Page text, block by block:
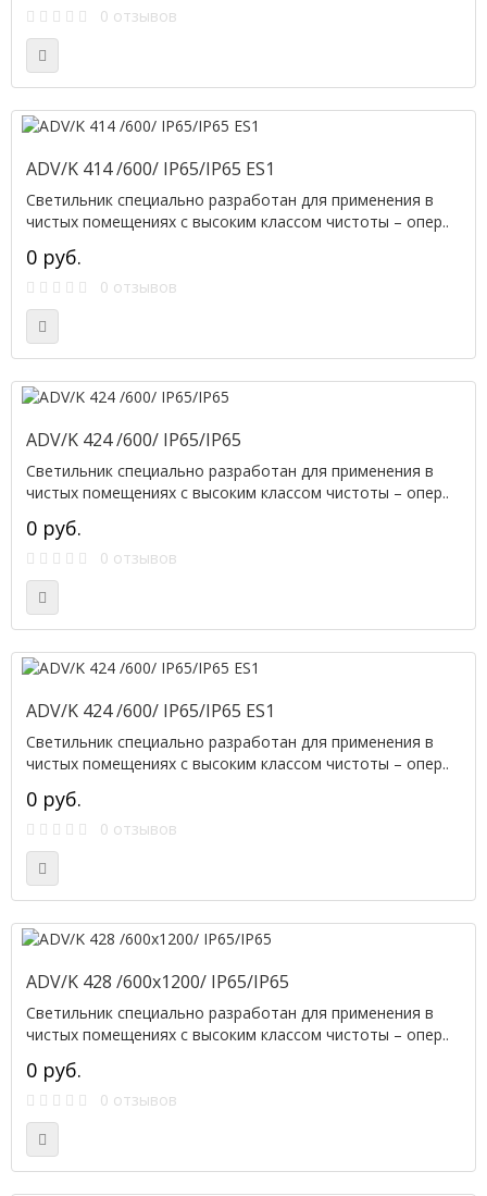
0 отзывов
ADV/K 414 /600/ IP65/IP65 ES1
Светильник специально разработан для применения в
чистых помещениях с высоким классом чистоты – опер..
0 руб.
0 отзывов
ADV/K 424 /600/ IP65/IP65
Светильник специально разработан для применения в
чистых помещениях с высоким классом чистоты – опер..
0 руб.
0 отзывов
ADV/K 424 /600/ IP65/IP65 ES1
Светильник специально разработан для применения в
чистых помещениях с высоким классом чистоты – опер..
0 руб.
0 отзывов
ADV/K 428 /600x1200/ IP65/IP65
Светильник специально разработан для применения в
чистых помещениях с высоким классом чистоты – опер..
0 руб.
0 отзывов